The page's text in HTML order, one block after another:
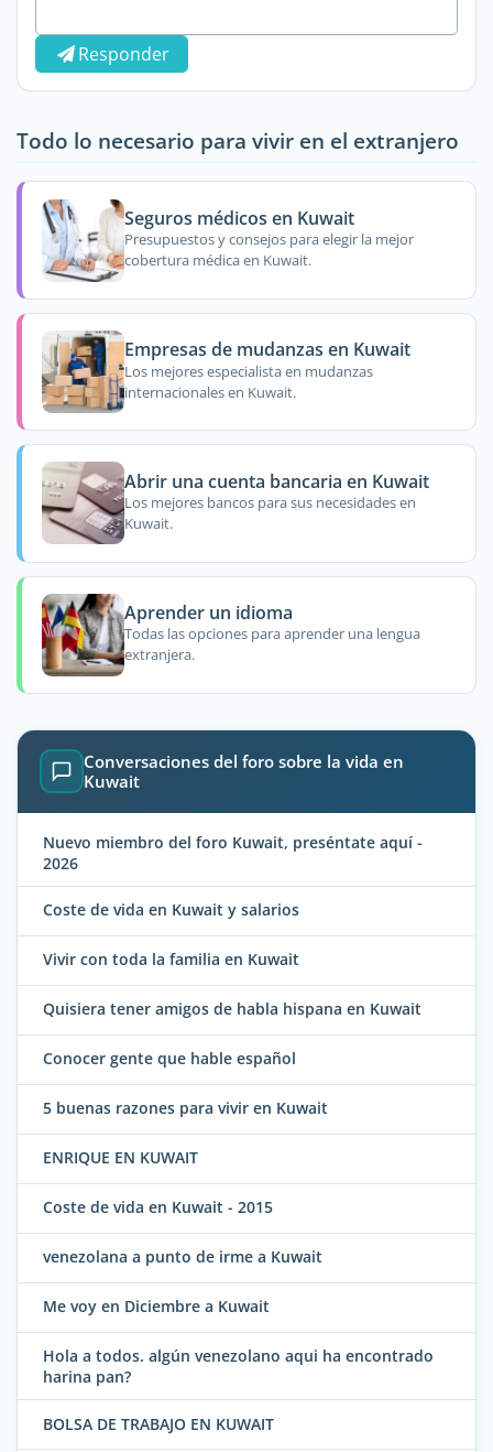
Responder
Todo lo necesario para vivir en el extranjero
Seguros médicos en Kuwait
Presupuestos y consejos para elegir la mejor
cobertura médica en Kuwait.
Empresas de mudanzas en Kuwait
Los mejores especialista en mudanzas
internacionales en Kuwait.
Abrir una cuenta bancaria en Kuwait
Los mejores bancos para sus necesidades en
Kuwait.
Aprender un idioma
Todas las opciones para aprender una lengua
extranjera.
Conversaciones del foro sobre la vida en
Kuwait
Nuevo miembro del foro Kuwait, preséntate aquí -
2026
Coste de vida en Kuwait y salarios
Vivir con toda la familia en Kuwait
Quisiera tener amigos de habla hispana en Kuwait
Conocer gente que hable español
5 buenas razones para vivir en Kuwait
ENRIQUE EN KUWAIT
Coste de vida en Kuwait - 2015
venezolana a punto de irme a Kuwait
Me voy en Diciembre a Kuwait
Hola a todos. algún venezolano aqui ha encontrado
harina pan?
BOLSA DE TRABAJO EN KUWAIT